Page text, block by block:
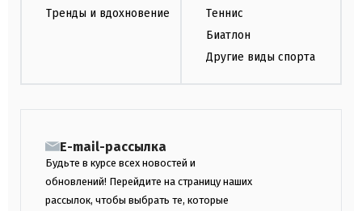
Тренды и вдохновение
Теннис
Биатлон
Другие виды спорта
E-mail-рассылка
Будьте в курсе всех новостей и
обновлений! Перейдите на страницу наших
рассылок, чтобы выбрать те, которые